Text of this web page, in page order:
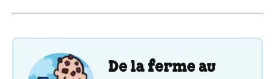
De la ferme au